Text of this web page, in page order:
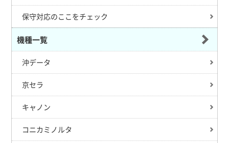
保守対応のここをチェック
機種一覧
沖データ
京セラ
キャノン
コニカミノルタ